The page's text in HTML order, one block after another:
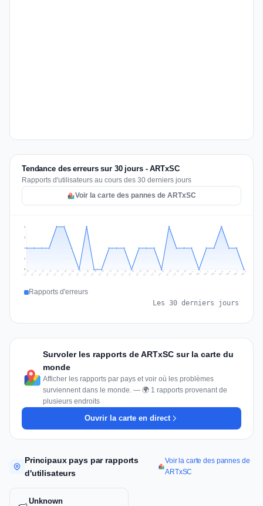
Tendance des erreurs sur 30 jours - ARTxSC
Rapports d'utilisateurs au cours des 30 derniers jours
Voir la carte des pannes de ARTxSC
1
1
2
2
Jul 10 Jul 11 Jul 12 Jul 13 Jul 14 Jul 15 Jul 16 Jul 17 Jul 18 Jul 19 Jul 20 Jul 21 Jul 22 Jul 23 Jul 24 Jul 25 Jul 26 Jul 27 Jul 28 Jul 29 Jul 30 Jul 31 Aug 1 Aug 2 Aug 3 Aug 4 Aug 5 Aug 6 Aug 7 Aug 8
Rapports d'erreurs
Les 30 derniers jours
Survoler les rapports de ARTxSC sur la carte du
monde
Afficher les rapports par pays et voir où les problèmes
surviennent dans le monde. — 🌍 1 rapports provenant de
plusieurs endroits
Ouvrir la carte en direct
Principaux pays par rapports
d'utilisateurs
Voir la carte des pannes de
ARTxSC
Unknown